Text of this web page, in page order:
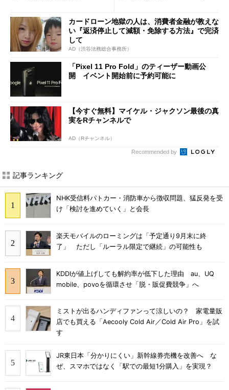
カードローン地獄の人は、消費者金融が教えな
い『返済停止して減額・免除する方法』で完済
して
AD（渋谷法務総合事務所）
「Pixel 11 Pro Fold」のティーザー動画公
開 イベント開始前に予約可能に
【今すぐ無料】マイケル・ジャクソン最後の真
実をRチャンネルで
AD（Rチャンネル）
Recommended by
記事ランキング
NHK受信料パトカー・消防車から徴収問題、猛反発を受
け「検討を進めていく」と会長
楽天モバイルのローミングは「予定通り9月末に終
了」 ただし「ルーラル限定で継続」の可能性も
KDDIが値上げしても解約率が低下した理由 au、UQ
mobile、povoを循環させ「脱・販促費競争」へ
ミストが出るハンディファンって涼しいの？ 家電量販
店でも買える「Aecooly Cold Air／Cold Air Pro」を試
す
JR東日本「分かりにくい」新幹線券売機を改善へ な
ぜ、スマホではなく「駅での最短1分購入」を実現？